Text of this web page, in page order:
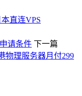
本直连VPS
请条件 下一篇
物理服务器月付299